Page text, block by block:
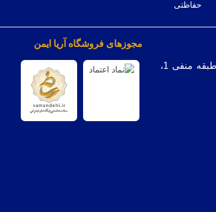
حفاظتی
میدان فردوسی، مجتمع تجارت جهانی، طبقه منفی 1،
مجوزهای فروشگاه آریا ایمن